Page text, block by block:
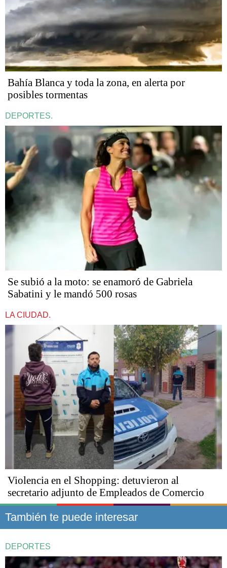
Bahía Blanca y toda la zona, en alerta por
posibles tormentas
DEPORTES.
Se subió a la moto: se enamoró de Gabriela
Sabatini y le mandó 500 rosas
LA CIUDAD.
Violencia en el Shopping: detuvieron al
secretario adjunto de Empleados de Comercio
También te puede interesar
DEPORTES